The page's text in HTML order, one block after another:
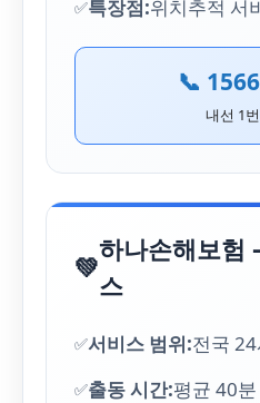
특장점:위치추적 서
📞
내선 1
💚
하나손해보험
스
서비스 범위:전국
출동 시간:평균 40분